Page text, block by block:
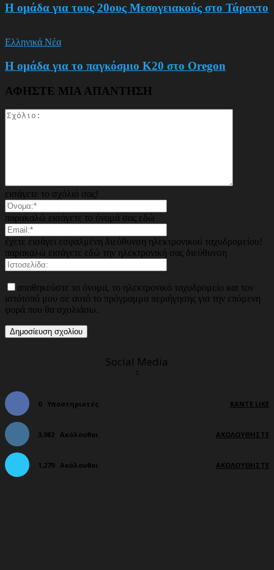
Η ομάδα για τους 20ους Μεσογειακούς στο Τάραντο
Ελληνικά Νέα
Η ομάδα για το παγκόσμιο Κ20 στο Oregon
ΑΦΗΣΤΕ ΜΙΑ ΑΠΑΝΤΗΣΗ
εισάγετε το σχόλιό σας!
παρακαλώ εισάγετε το όνομά σας εδώ
έχετε εισάγει εσφαλμένη διεύθυνση ηλεκτρονικού ταχυδρομείου!
παρακαλώ εισάγετε εδώ την ηλεκτρονική σας διεύθυνση
αποθηκεύστε το όνομα, το ηλεκτρονικό ταχυδρομείο και τον
ιστότοπό μου σε αυτό το πρόγραμμα περιήγησης για την επόμενη
φορά που θα σχολιάσω.
Social Media
0 Υποστηρικτές ΚΆΝΤΕ LIKE
3,982 Ακόλουθοι ΑΚΟΛΟΥΘΉΣΤΕ
1,279 Ακόλουθοι ΑΚΟΛΟΥΘΉΣΤΕ